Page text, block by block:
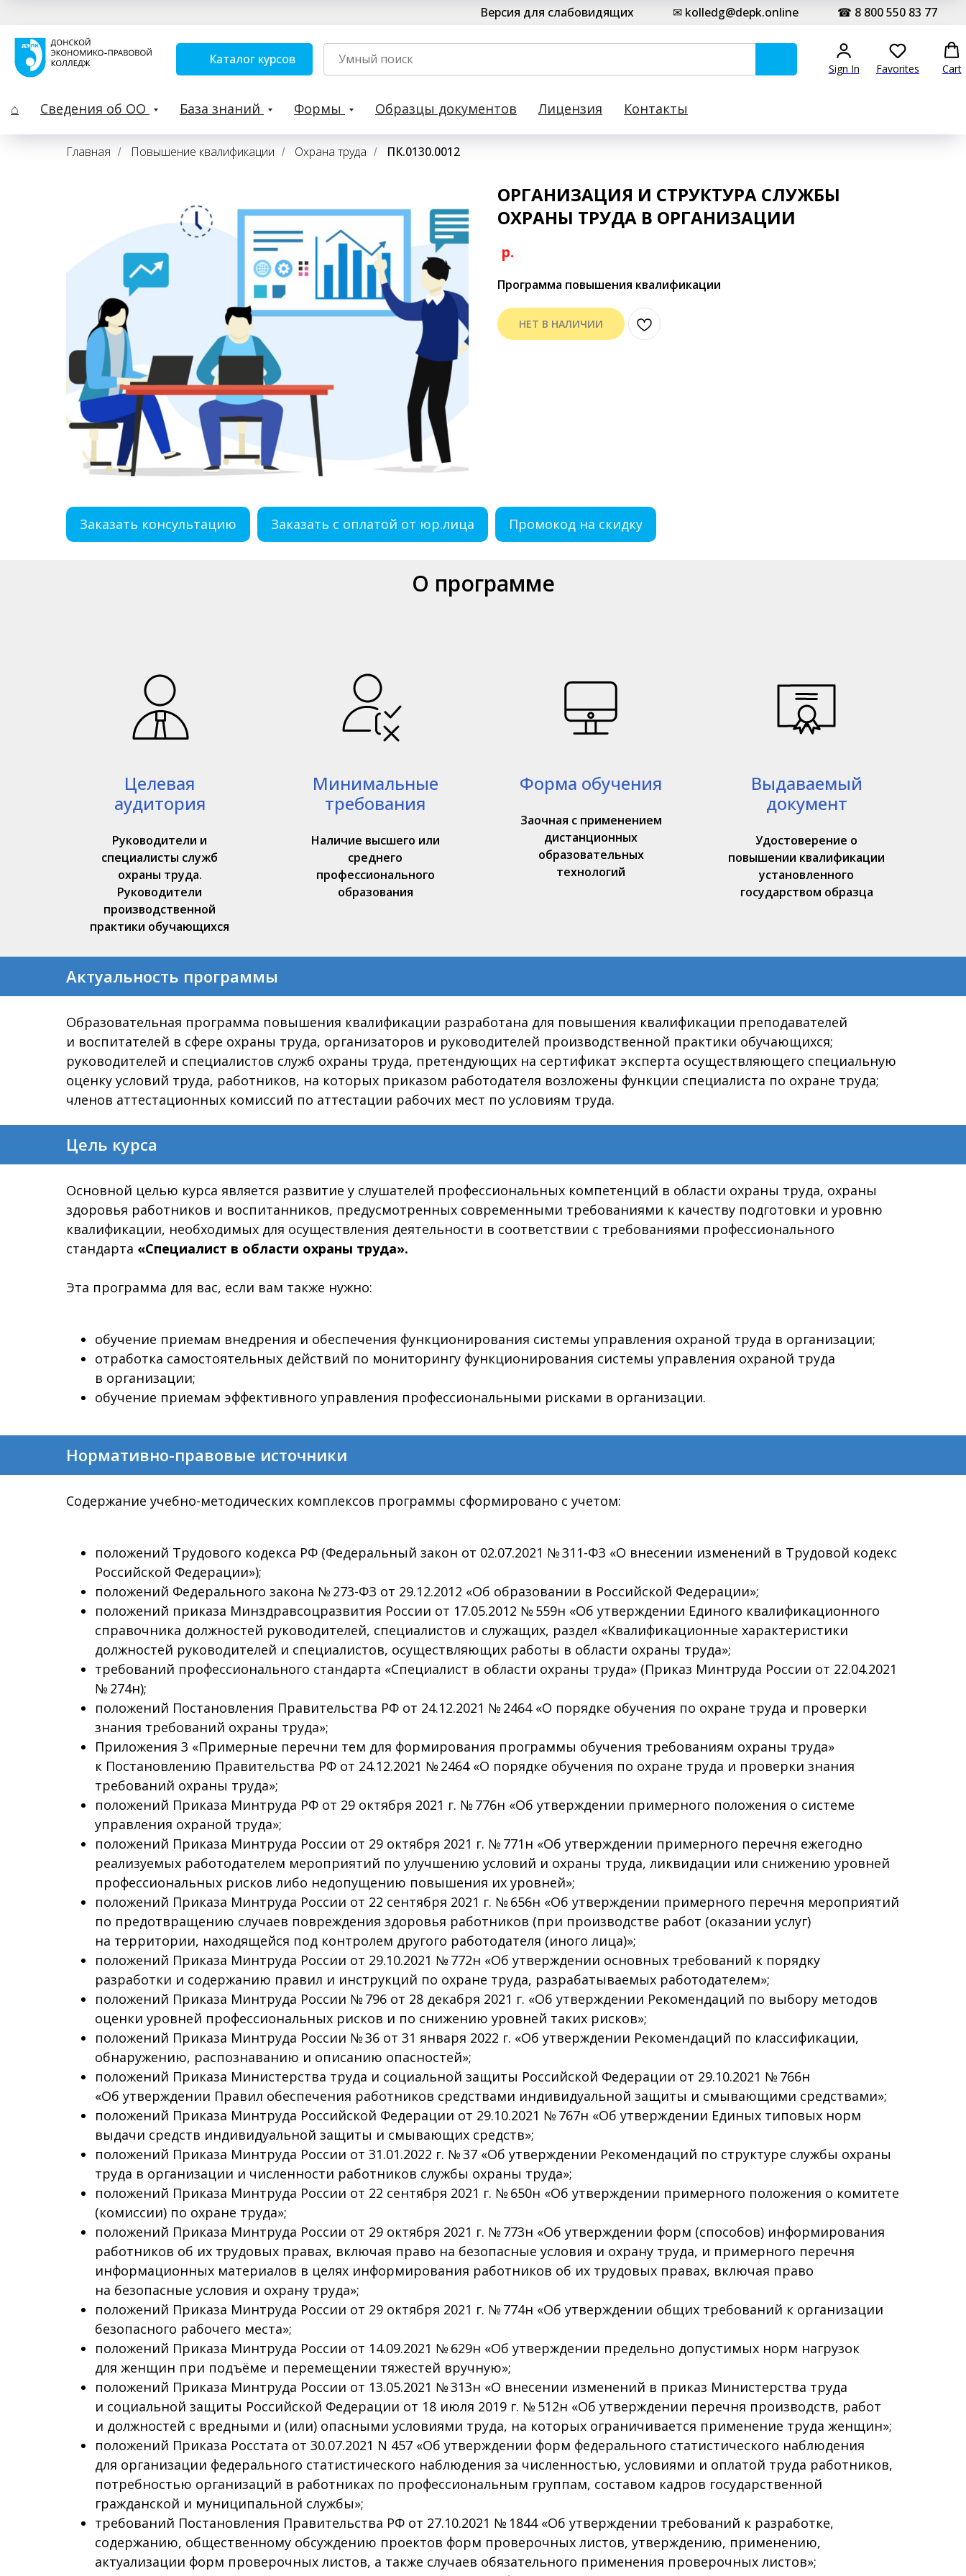
Версия для слабовидящих ✉ kolledg@depk.online ☎ 8 800 550 83 77
Каталог курсов
Sign In Favorites Cart
⌂ Сведения об ОО База знаний Формы Образцы документов Лицензия Контакты
Главная / Повышение квалификации / Охрана труда / ПК.0130.0012
ОРГАНИЗАЦИЯ И СТРУКТУРА СЛУЖБЫ
ОХРАНЫ ТРУДА В ОРГАНИЗАЦИИ
р.
Программа повышения квалификации
НЕТ В НАЛИЧИИ
Заказать консультацию Заказать с оплатой от юр.лица Промокод на скидку
О программе
Целевая
аудитория
Руководители и
специалисты служб
охраны труда.
Руководители
производственной
практики обучающихся
Минимальные
требования
Наличие высшего или
среднего
профессионального
образования
Форма обучения
Заочная с применением
дистанционных
образовательных
технологий
Выдаваемый
документ
Удостоверение о
повышении квалификации
установленного
государством образца
Актуальность программы
Образовательная программа повышения квалификации разработана для повышения квалификации преподавателей
и воспитателей в сфере охраны труда, организаторов и руководителей производственной практики обучающихся;
руководителей и специалистов служб охраны труда, претендующих нa сертификат эксперта осуществляющего специальную
оценку условий труда, работников, на которых приказом работодателя возложены функции специалиста по охране труда;
членов аттестационных комиссий по аттестации рабочих мест по условиям труда.
Цель курса
Основной целью курса является развитие у слушателей профессиональных компетенций в области охраны труда, охраны
здоровья работников и воспитанников, предусмотренных современными требованиями к качеству подготовки и уровню
квалификации, необходимых для осуществления деятельности в соответствии с требованиями профессионального
стандарта «Специалист в области охраны труда».
Эта программа для вас, если вам также нужно:
обучение приемам внедрения и обеспечения функционирования системы управления охраной труда в организации;
отработка самостоятельных действий по мониторингу функционирования системы управления охраной труда
в организации;
обучение приемам эффективного управления профессиональными рисками в организации.
Нормативно-правовые источники
Содержание учебно-методических комплексов программы сформировано с учетом:
положений Трудового кодекса РФ (Федеральный закон от 02.07.2021 № 311-ФЗ «О внесении изменений в Трудовой кодекс
Российской Федерации»);
положений Федерального закона № 273-ФЗ от 29.12.2012 «Об образовании в Российской Федерации»;
положений приказа Минздравсоцразвития России от 17.05.2012 № 559н «Об утверждении Единого квалификационного
справочника должностей руководителей, специалистов и служащих, раздел «Квалификационные характеристики
должностей руководителей и специалистов, осуществляющих работы в области охраны труда»;
требований профессионального стандарта «Специалист в области охраны труда» (Приказ Минтруда России от 22.04.2021
№ 274н);
положений Постановления Правительства РФ от 24.12.2021 № 2464 «О порядке обучения по охране труда и проверки
знания требований охраны труда»;
Приложения 3 «Примерные перечни тем для формирования программы обучения требованиям охраны труда»
к Постановлению Правительства РФ от 24.12.2021 № 2464 «О порядке обучения по охране труда и проверки знания
требований охраны труда»;
положений Приказа Минтруда РФ от 29 октября 2021 г. № 776н «Об утверждении примерного положения о системе
управления охраной труда»;
положений Приказа Минтруда России от 29 октября 2021 г. № 771н «Об утверждении примерного перечня ежегодно
реализуемых работодателем мероприятий по улучшению условий и охраны труда, ликвидации или снижению уровней
профессиональных рисков либо недопущению повышения их уровней»;
положений Приказа Минтруда России от 22 сентября 2021 г. № 656н «Об утверждении примерного перечня мероприятий
по предотвращению случаев повреждения здоровья работников (при производстве работ (оказании услуг)
на территории, находящейся под контролем другого работодателя (иного лица)»;
положений Приказа Минтруда России от 29.10.2021 № 772н «Об утверждении основных требований к порядку
разработки и содержанию правил и инструкций по охране труда, разрабатываемых работодателем»;
положений Приказа Минтруда России № 796 от 28 декабря 2021 г. «Об утверждении Рекомендаций по выбору методов
оценки уровней профессиональных рисков и по снижению уровней таких рисков»;
положений Приказа Минтруда России № 36 от 31 января 2022 г. «Об утверждении Рекомендаций по классификации,
обнаружению, распознаванию и описанию опасностей»;
положений Приказа Министерства труда и социальной защиты Российской Федерации от 29.10.2021 № 766н
«Об утверждении Правил обеспечения работников средствами индивидуальной защиты и смывающими средствами»;
положений Приказа Минтруда Российской Федерации от 29.10.2021 № 767н «Об утверждении Единых типовых норм
выдачи средств индивидуальной защиты и смывающих средств»;
положений Приказа Минтруда России от 31.01.2022 г. № 37 «Об утверждении Рекомендаций по структуре службы охраны
труда в организации и численности работников службы охраны труда»;
положений Приказа Минтруда России от 22 сентября 2021 г. № 650н «Об утверждении примерного положения о комитете
(комиссии) по охране труда»;
положений Приказа Минтруда России от 29 октября 2021 г. № 773н «Об утверждении форм (способов) информирования
работников об их трудовых правах, включая право на безопасные условия и охрану труда, и примерного перечня
информационных материалов в целях информирования работников об их трудовых правах, включая право
на безопасные условия и охрану труда»;
положений Приказа Минтруда России от 29 октября 2021 г. № 774н «Об утверждении общих требований к организации
безопасного рабочего места»;
положений Приказа Минтруда России от 14.09.2021 № 629н «Об утверждении предельно допустимых норм нагрузок
для женщин при подъёме и перемещении тяжестей вручную»;
положений Приказа Минтруда России от 13.05.2021 № 313н «О внесении изменений в приказ Министерства труда
и социальной защиты Российской Федерации от 18 июля 2019 г. № 512н «Об утверждении перечня производств, работ
и должностей с вредными и (или) опасными условиями труда, на которых ограничивается применение труда женщин»;
положений Приказа Росстата от 30.07.2021 N 457 «Об утверждении форм федерального статистического наблюдения
для организации федерального статистического наблюдения за численностью, условиями и оплатой труда работников,
потребностью организаций в работниках по профессиональным группам, составом кадров государственной
гражданской и муниципальной службы»;
требований Постановления Правительства РФ от 27.10.2021 № 1844 «Об утверждении требований к разработке,
содержанию, общественному обсуждению проектов форм проверочных листов, утверждению, применению,
актуализации форм проверочных листов, а также случаев обязательного применения проверочных листов»;